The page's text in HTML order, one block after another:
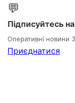
💬
Підписуйтесь
Оперативні новини
Приєднатися